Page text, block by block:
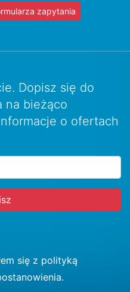
zapytania
Dopisz się do
na bieżąco
o ofertach
się z polityką